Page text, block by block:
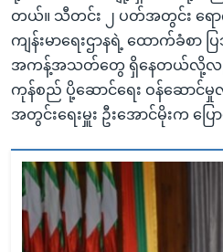
တယ်။ သီတင်း ၂ ပတ်အတွင်း ရောဂ
ကျန်းမာရေးဌာနရဲ့ ထောက်ခံစာ
အကန့်အသတ်တွေ ရှိနေတယ်လို့လည်း
ကုန်စည် ပို့ဆောင်ရေး ဝန်ဆောင်မှု
အတွင်းရေးမှူး ဦးအောင်မိုးက ပြေ